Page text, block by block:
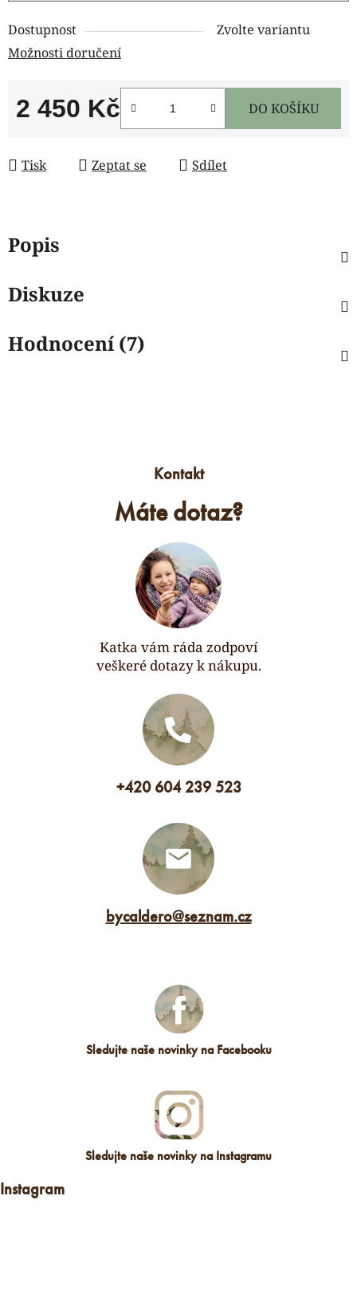
Dostupnost
Zvolte variantu
Možnosti doručení
2 450 Kč DO KOŠÍKU
Tisk Zeptat se Sdílet
Popis
Diskuze
Hodnocení (7)
Kontakt
Máte dotaz?
Katka vám ráda zodpoví
veškeré dotazy k nákupu.
bycaldero@seznam.cz
+420 604 239 523
Sledujte naše novinky na Facebooku
Sledujte naše novinky na Instagramu
Instagram